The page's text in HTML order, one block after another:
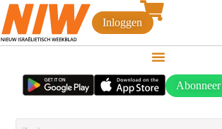
Inloggen
Abonneer